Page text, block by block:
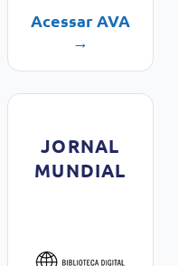
Acessar AVA
→
JORNAL
MUNDIAL